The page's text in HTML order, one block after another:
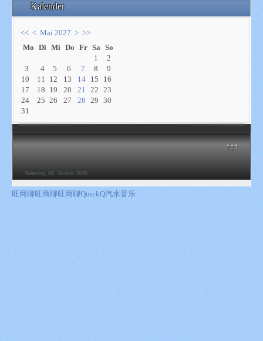
↑↑↑
Samstag, 08. August 2026
Kalender
<< < Mai 2027 > >>
Mo Di Mi Do Fr Sa So
1
2
3
4 5 6 7 8
9
10
11 12 13 14 15
16
17
18 19 20 21 22
23
24
25 26 27 28 29
30
31
旺商聊旺商聊旺商聊QuickQ汽水音乐